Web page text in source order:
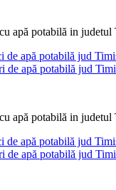
apă potabilă in
apă potabilă jud
de apă potabilă jud
apă potabilă in
apă potabilă jud
de apă potabilă jud